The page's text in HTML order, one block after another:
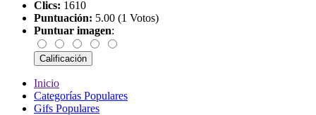
Clics: 1610
Puntuación: 5.00 (1 Votos)
Puntuar imagen:
Inicio
Categorías Populares
Gifs Populares